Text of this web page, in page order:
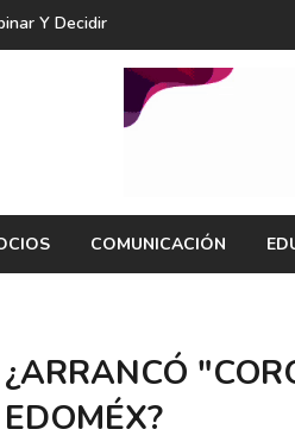
Y Decidir
COMUNICACIÓN
¿ARRANCÓ
EDOMÉX?